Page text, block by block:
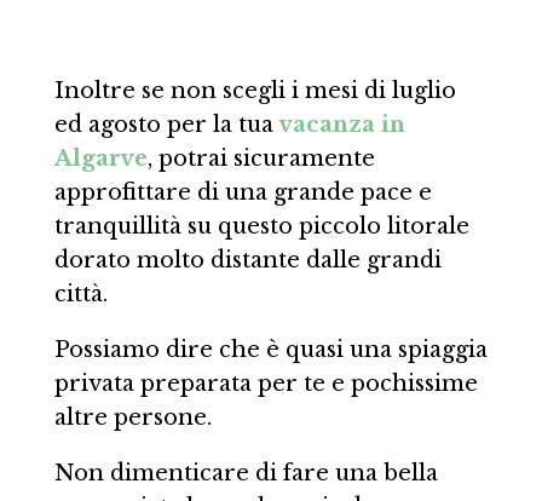
Inoltre se non scegli i mesi di luglio
ed agosto per la tua vacanza in
Algarve, potrai sicuramente
approfittare di una grande pace e
tranquillità su questo piccolo litorale
dorato molto distante dalle grandi
città.
Possiamo dire che è quasi una spiaggia
privata preparata per te e pochissime
altre persone.
Non dimenticare di fare una bella